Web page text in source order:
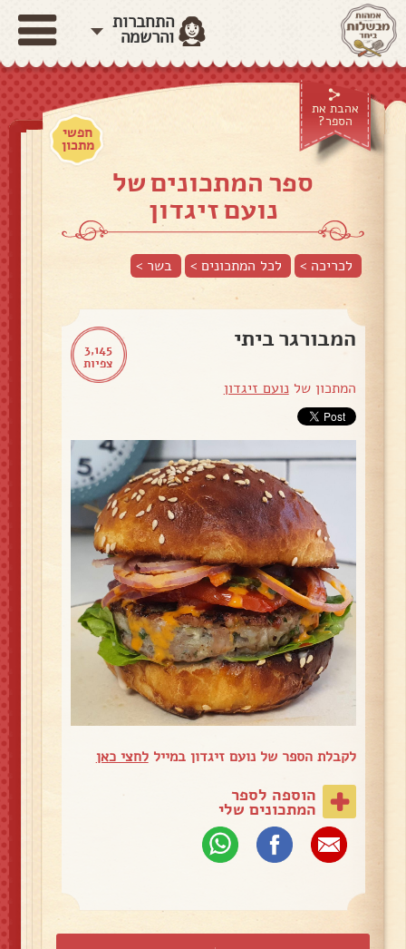
התחברות
והרשמה
אהבת את
הספר?
חפשי
מתכון
ספר המתכונים של
נועם זיגדון
לכריכה > לכל המתכונים > בשר >
3,145
צפיות
המבורגר ביתי
המתכון שלנועם זיגדון
לקבלת הספר של נועם זיגדון במייללחצי כאן
הוספה לספר
המתכונים שלי